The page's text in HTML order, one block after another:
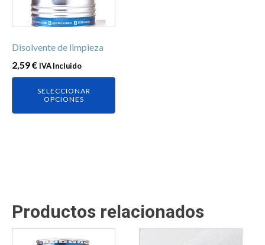
Disolvente de limpieza
2,59€ IVA Incluido
SELECCIONAR
OPCIONES
opciones
pueden
elegir
en
Productos relacionados